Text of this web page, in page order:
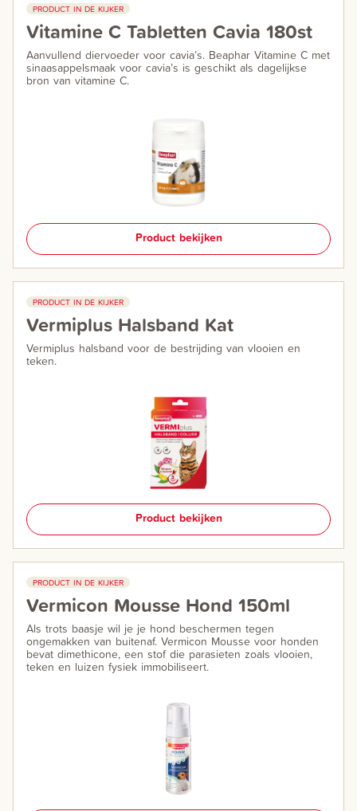
PRODUCT IN DE KIJKER
Vitamine C Tabletten Cavia 180st
Aanvullend diervoeder voor cavia’s. Beaphar Vitamine C met
sinaasappelsmaak voor cavia’s is geschikt als dagelijkse
bron van vitamine C.
Product bekijken
PRODUCT IN DE KIJKER
Vermiplus Halsband Kat
Vermiplus halsband voor de bestrijding van vlooien en
teken.
Product bekijken
PRODUCT IN DE KIJKER
Vermicon Mousse Hond 150ml
Als trots baasje wil je je hond beschermen tegen
ongemakken van buitenaf. Vermicon Mousse voor honden
bevat dimethicone, een stof die parasieten zoals vlooien,
teken en luizen fysiek immobiliseert.